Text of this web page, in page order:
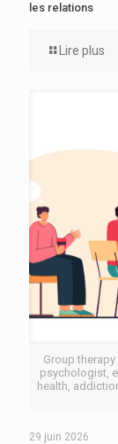
les relations
Lire plus
Group
psychologist,
health,
29 juin 2026